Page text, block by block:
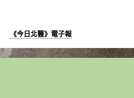
《今日北醫》電子報